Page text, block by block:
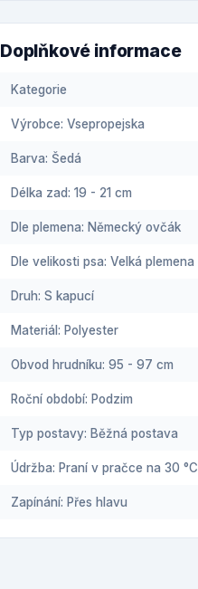
Doplňkové informace
Kategorie
Výrobce: Vsepropejska
Barva: Šedá
Délka zad: 19 - 21 cm
Dle plemena: Německý ovčák
Dle velikosti psa: Velká plemena
Druh: S kapucí
Materiál: Polyester
Obvod hrudníku: 95 - 97 cm
Roční období: Podzim
Typ postavy: Běžná postava
Údržba: Praní v pračce na 30 °C
Zapínání: Přes hlavu